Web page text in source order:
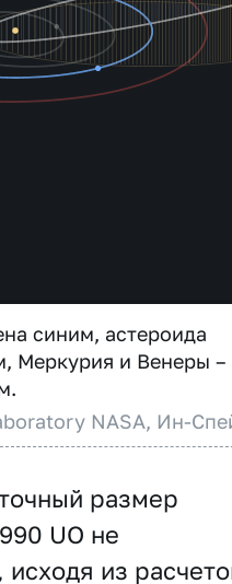
синим, астероида
Меркурия и Венеры –
NASA, Ин-
размер
UO не
из